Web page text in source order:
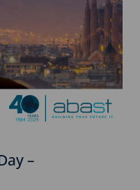
–